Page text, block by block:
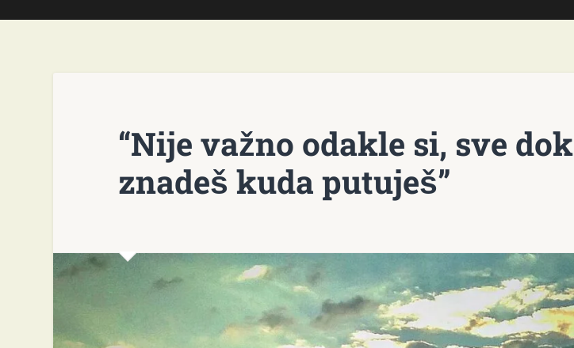
“Nije važno odakle si, sve dok
znadeš kuda putuješ”